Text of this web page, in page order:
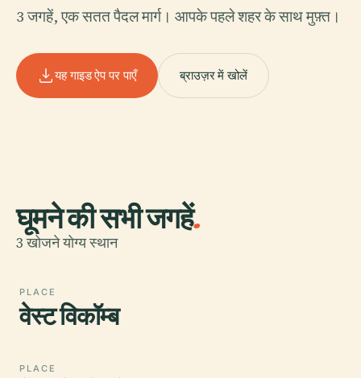
3 जगहें, एक सतत पैदल मार्ग। आपके पहले शहर के साथ मुफ़्त।
यह गाइड ऐप पर पाएँ ब्राउज़र में खोलें
घूमने की सभी जगहें.
3 खोजने योग्य स्थान
PLACE
वेस्ट विकॉम्ब
PLACE